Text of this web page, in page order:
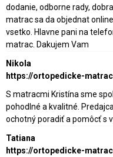
dodanie, odborne rady,
matrac sa da objednat
vsetko. Hlavne pani na
matrac. Dakujem Vam
Nikola
https://ortopedicke-
S matracmi Kristína sme
pohodlné a kvalitné.
ochotný poradiť a pomôcť s
Tatiana
https://ortopedicke-